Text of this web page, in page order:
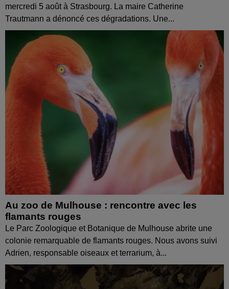
mercredi 5 août à Strasbourg. La maire Catherine
Trautmann a dénoncé ces dégradations. Une...
Au zoo de Mulhouse : rencontre avec les
flamants rouges
Le Parc Zoologique et Botanique de Mulhouse abrite une
colonie remarquable de flamants rouges. Nous avons suivi
Adrien, responsable oiseaux et terrarium, à...